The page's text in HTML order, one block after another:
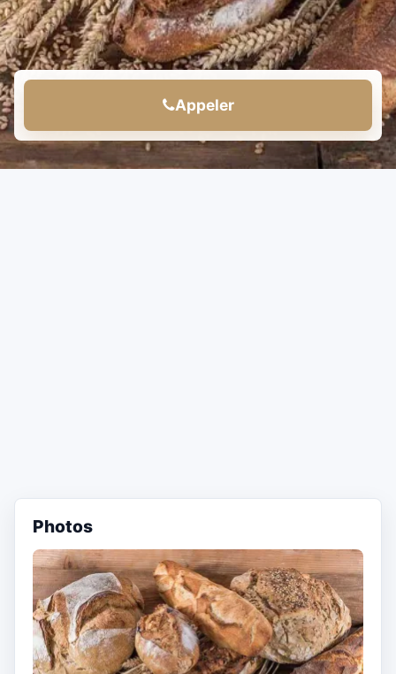
Appeler
Photos